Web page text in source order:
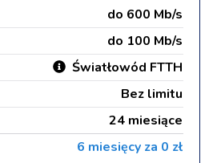
do 600 Mb/s
do 100 Mb/s
Światłowód FTTH
Bez limitu
24 miesiące
6 miesięcy za 0 zł